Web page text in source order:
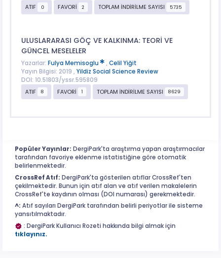
ATIF
0 FAVORİ 2 TOPLAM İNDİRİLME SAYISI 5735
ULUSLARARASI GÖÇ VE KALKINMA: TEORİ VE
GÜNCEL MESELELER
Yazarlar: Fulya Memisoglu , Celil Yiğit
Yayın Bilgisi: 2019 , Yildiz Social Science Review
DOI: 10.51803/yssr.595809
ATIF
8 FAVORİ 1 TOPLAM İNDİRİLME SAYISI 8629
Popüler Yayınlar: DergiPark'ta araştırma yapan araştırmacılar
tarafından favoriye eklenme istatistiğine göre otomatik
belirlenmektedir.
CrossRef Atıf: DergiPark'ta gösterilen atıflar CrossRef'ten
çekilmektedir. Bunun için atıf alan ve atıf verilen makalelerin
CrossRef'te kaydının olması (DOI numarası) gerekmektedir.
^: Atıf sayıları DergiPark tarafından belirli periyotlar ile sisteme
yansıtılmaktadır.
: DergiPark Kullanıcı Rozeti hakkında bilgi almak için
tıklayınız.